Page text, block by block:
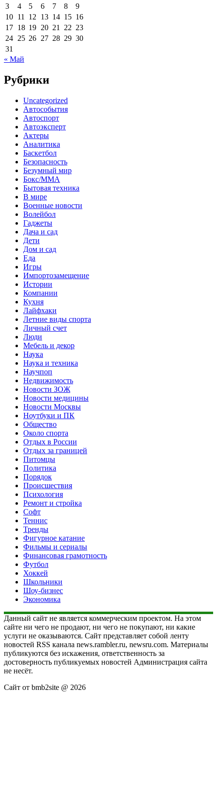
3
4 5 6 7 8
9
10 11 12 13 14 15 16
17 18 19 20 21 22 23
24 25 26 27 28 29 30
31
« Май
Рубрики
Uncategorized
Автособытия
Автоспорт
Автоэксперт
Актеры
Аналитика
Баскетбол
Безопасность
Безумный мир
Бокс/MMA
Бытовая техника
В мире
Военные новости
Волейбол
Гаджеты
Дача и сад
Дети
Дом и сад
Еда
Игры
Импортозамещение
Истории
Компании
Кухня
Лайфхаки
Летние виды спорта
Личный счет
Люди
Мебель и декор
Наука
Наука и техника
Научпоп
Недвижимость
Новости ЗОЖ
Новости медицины
Новости Москвы
Ноутбуки и ПК
Общество
Около спорта
Отдых в России
Отдых за границей
Питомцы
Политика
Порядок
Происшествия
Психология
Ремонт и стройка
Софт
Теннис
Тренды
Фигурное катание
Фильмы и сериалы
Финансовая грамотность
Футбол
Хоккей
Школьники
Шоу-бизнес
Экономика
Данный сайт не является коммерческим проектом. На этом
сайте ни чего не продают, ни чего не покупают, ни какие
услуги не оказываются. Сайт представляет собой ленту
новостей RSS канала news.rambler.ru, newsru.com. Материалы
публикуются без искажения, ответственность за
достоверность публикуемых новостей Администрация сайта
не несёт.
Сайт от bmb2site @ 2026